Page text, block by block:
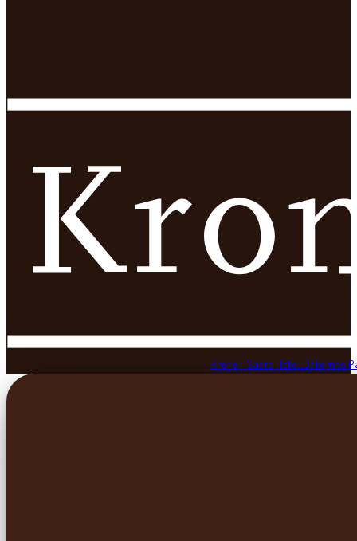
Kronen Gaard HotellBakernes